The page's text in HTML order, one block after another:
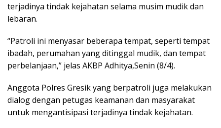
terjadinya tindak kejahatan selama musim mudik dan
lebaran.
“Patroli ini menyasar beberapa tempat, seperti tempat
ibadah, perumahan yang ditinggal mudik, dan tempat
perbelanjaan,” jelas AKBP Adhitya,Senin (8/4).
Anggota Polres Gresik yang berpatroli juga melakukan
dialog dengan petugas keamanan dan masyarakat
untuk mengantisipasi terjadinya tindak kejahatan.